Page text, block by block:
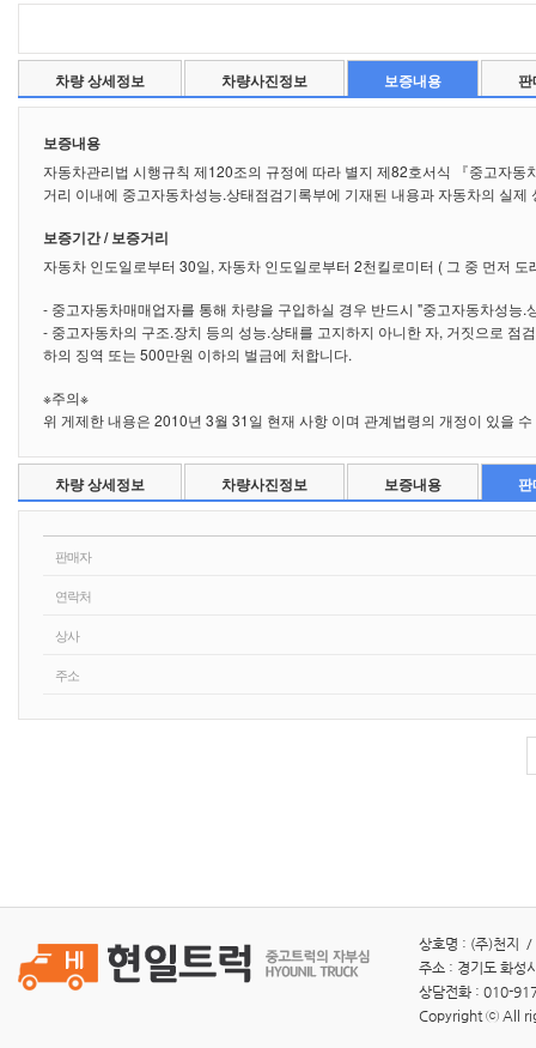
차량 상세정보 차량사진정보 보증내용 판
보증내용
자동차관리법 시행규칙 제120조의 규정에 따라 별지 제82호서식 『중고자
거리 이내에 중고자동차성능.상태점검기록부에 기재된 내용과 자동차의 실
보증기간 / 보증거리
자동차 인도일로부터 30일, 자동차 인도일로부터 2천킬로미터 ( 그 중 먼저 도
- 중고자동차매매업자를 통해 차량을 구입하실 경우 반드시 "중고자동차성
- 중고자동차의 구조.장치 등의 성능.상태를 고지하지 아니한 자, 거짓으로
하의 징역 또는 500만원 이하의 벌금에 처합니다.
※주의※
위 게제한 내용은 2010년 3월 31일 현재 사항 이며 관계법령의 개정이 있을
차량 상세정보 차량사진정보 보증내용 판
판매자
연락처
상사
주소
상호명 : (주)천지
주소 : 경기도 화성
상담전화 : 010-
Copyright ⓒ All